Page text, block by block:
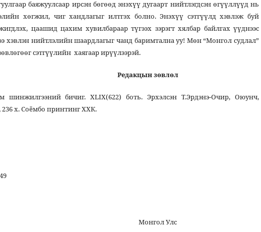
баяжуулсаар ирсэн бөгөөд энэхүү дугаарт нийтлэгдсэн өгүүллүүд нь
хөгжил, чиг хандлагыг илтгэх болно. Энэхүү сэтгүүлд хэвлэж буй
цаашид цахим хувилбараар түгээх зэрэгт хялбар байлгах үүднээс
хэвлэн нийтлэлийн шаардлагыг чанд баримтална уу! Мөн “Монгол судлал”
сэтгүүлийн хаягаар ирүүлээрэй.
Редакцын зөвлөл
бичиг. ХLIX(622) боть. Эрхэлсэн Т.Эрдэнэ-Очир, Оюунч,
236 х. Соёмбо принтинг ХХК.
10.22353/ms202549
Улс